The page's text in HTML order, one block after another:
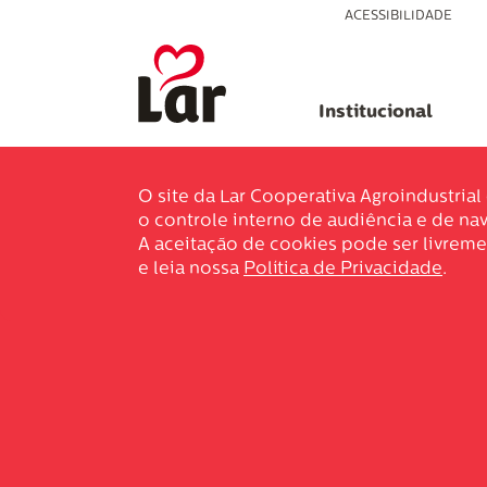
ACESSIBILIDADE
Institucional
O site da Lar Cooperativa
o controle interno de audiência e de
A aceitação de cookies pode ser
e leia nossa Política de Privacidade.